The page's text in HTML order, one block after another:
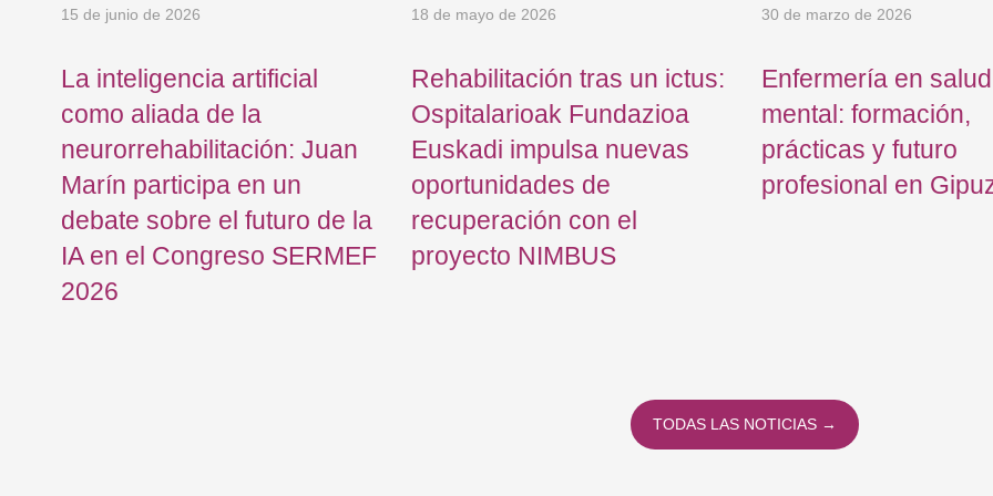
15 de junio de 2026
La inteligencia artificial
como aliada de la
neurorrehabilitación: Juan
Marín participa en un
debate sobre el futuro de la
IA en el Congreso SERMEF
2026
18 de mayo de 2026
Rehabilitación tras un ictus:
Ospitalarioak Fundazioa
Euskadi impulsa nuevas
oportunidades de
recuperación con el
proyecto NIMBUS
30 de marzo de 2026
Enfermería en salud
mental: formación,
prácticas y futuro
profesional en
TODAS LAS NOTICIAS →